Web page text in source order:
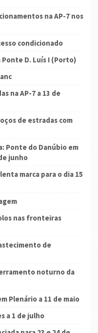
na AP-7 nos
condicionado
D. Luís I (Porto)
na AP-7 a 13 de
de estradas com
Ponte do Danúbio em
junho
marca para o dia 15
nas fronteiras
de
noturno da
Plenário a 11 de maio
a 1 de julho